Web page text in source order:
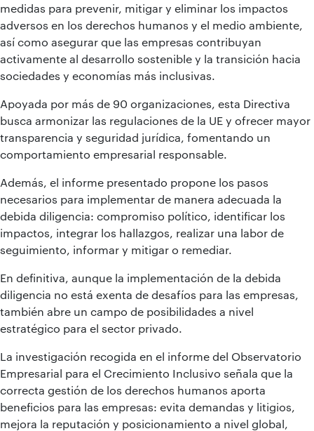
medidas para prevenir, mitigar y eliminar los impactos
adversos en los derechos humanos y el medio ambiente,
así como asegurar que las empresas contribuyan
activamente al desarrollo sostenible y la transición hacia
sociedades y economías más inclusivas.
Apoyada por más de 90 organizaciones, esta Directiva
busca armonizar las regulaciones de la UE y ofrecer mayor
transparencia y seguridad jurídica, fomentando un
comportamiento empresarial responsable.
Además, el informe presentado propone los pasos
necesarios para implementar de manera adecuada la
debida diligencia: compromiso político, identificar los
impactos, integrar los hallazgos, realizar una labor de
seguimiento, informar y mitigar o remediar.
En definitiva, aunque la implementación de la debida
diligencia no está exenta de desafíos para las empresas,
también abre un campo de posibilidades a nivel
estratégico para el sector privado.
La investigación recogida en el informe del Observatorio
Empresarial para el Crecimiento Inclusivo señala que la
correcta gestión de los derechos humanos aporta
beneficios para las empresas: evita demandas y litigios,
mejora la reputación y posicionamiento a nivel global,